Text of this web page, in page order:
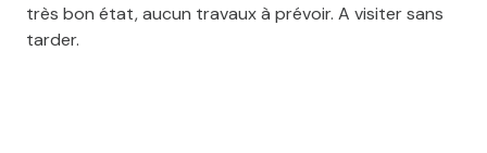
très bon état, aucun travaux à prévoir. A visiter sans
tarder.